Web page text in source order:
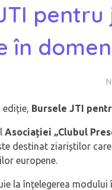
în
ediție, Bursele JTI
Asociației „Clubul
destinat ziariștilor
europene.
la înțelegerea modului